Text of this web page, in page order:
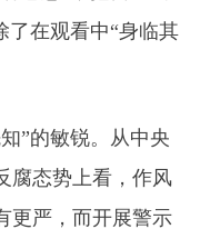
了在观看中“身临其
”的敏锐。从中央
腐态势上看，作风
更严，而开展警示